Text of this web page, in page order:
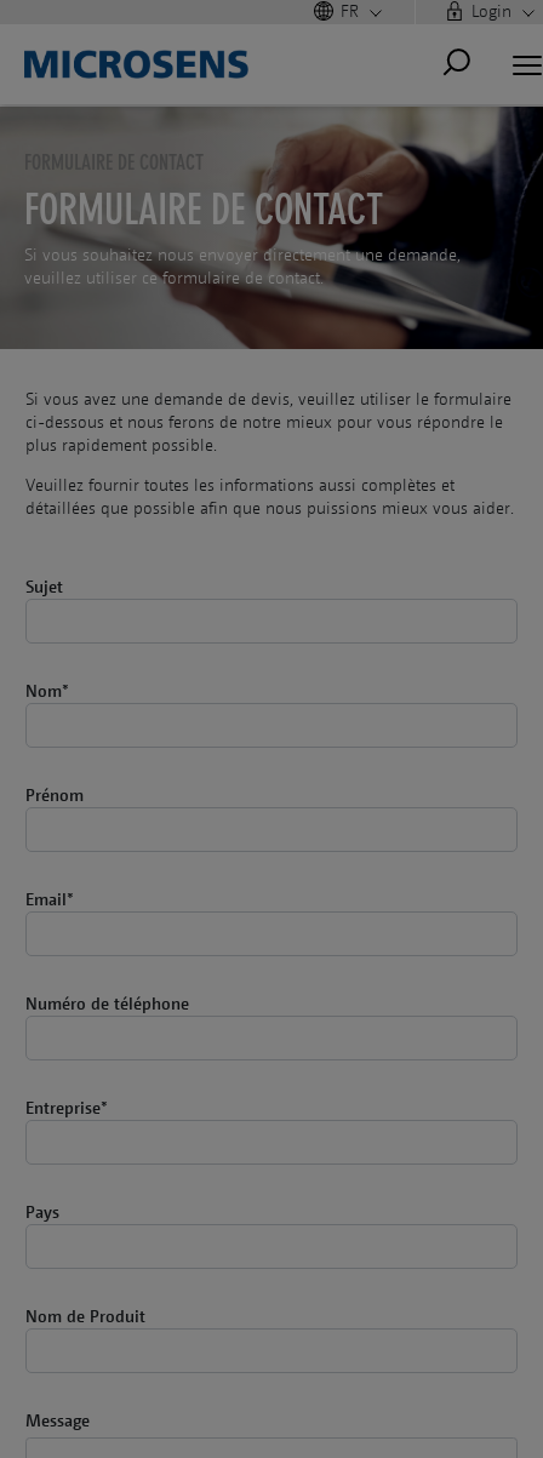
FR Login
FORMULAIRE DE CONTACT
FORMULAIRE DE CONTACT
Si vous souhaitez nous envoyer directement une demande,
veuillez utiliser ce formulaire de contact.
Si vous avez une demande de devis, veuillez utiliser le formulaire
ci-dessous et nous ferons de notre mieux pour vous répondre le
plus rapidement possible.
Veuillez fournir toutes les informations aussi complètes et
détaillées que possible afin que nous puissions mieux vous aider.
Sujet
Nom*
Prénom
Email*
Numéro de téléphone
Entreprise*
Pays
Nom de Produit
Message